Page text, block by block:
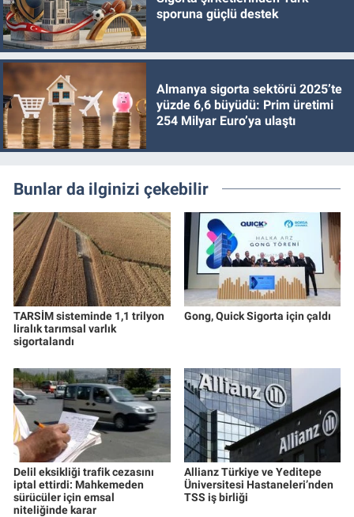
sporuna güçlü destek
Almanya sigorta sektörü 2025’te
yüzde 6,6 büyüdü: Prim üretimi
254 Milyar Euro’ya ulaştı
Bunlar da ilginizi çekebilir
TARSİM sisteminde 1,1 trilyon
liralık tarımsal varlık
sigortalandı
Gong, Quick Sigorta için çaldı
Delil eksikliği trafik cezasını
iptal ettirdi: Mahkemeden
sürücüler için emsal
niteliğinde karar
Allianz Türkiye ve Yeditepe
Üniversitesi Hastaneleri’nden
TSS iş birliği